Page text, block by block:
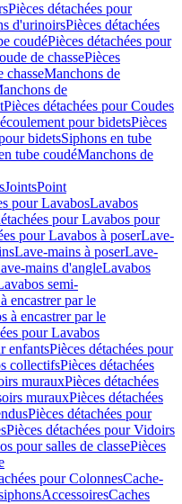
Pièces détachées pour
d'urinoirsPièces détachées
coudéPièces détachées pour
de chassePièces
chasseManchons de
de
Pièces détachées pour Coudes
pour bidetsPièces
bidetsSiphons en tube
tube coudéManchons de
JointsPoint
pour LavabosLavabos
pour Lavabos pour
pour Lavabos à poserLave-
Lave-mains à poserLave-
mains d'angleLavabos
semi-
encastrer par le
à encastrer par le
pour Lavabos
enfantsPièces détachées pour
collectifsPièces détachées
murauxPièces détachées
murauxPièces détachées
Pièces détachées pour
Pièces détachées pour Vidoirs
pour salles de classePièces
pour ColonnesCache-
AccessoiresCaches